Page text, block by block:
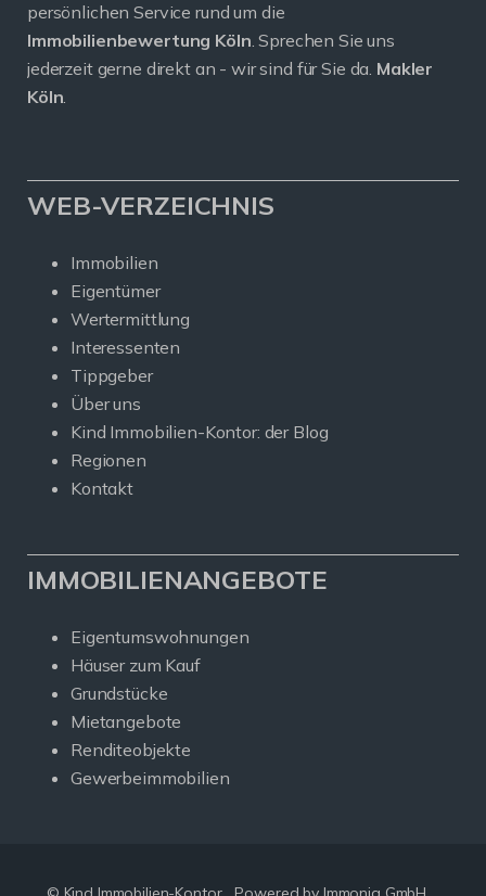
persönlichen Service rund um die
Immobilienbewertung Köln. Sprechen Sie uns
jederzeit gerne direkt an - wir sind für Sie da. Makler
Köln.
WEB-VERZEICHNIS
Immobilien
Eigentümer
Wertermittlung
Interessenten
Tippgeber
Über uns
Kind Immobilien-Kontor: der Blog
Regionen
Kontakt
IMMOBILIENANGEBOTE
Eigentumswohnungen
Häuser zum Kauf
Grundstücke
Mietangebote
Renditeobjekte
Gewerbeimmobilien